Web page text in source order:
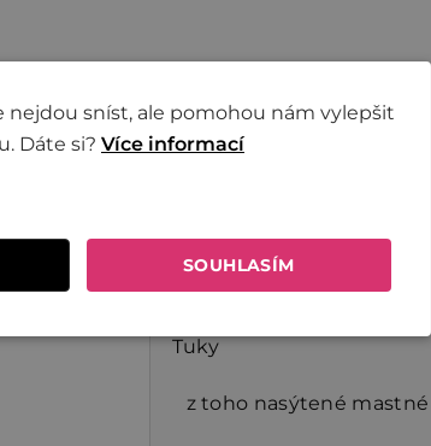
Energetická hodnota
Tuky
z toho nasýtené
nejdou sníst, ale pomohou nám vylepšit
Dáte si? Více informací
SOUHLASÍM